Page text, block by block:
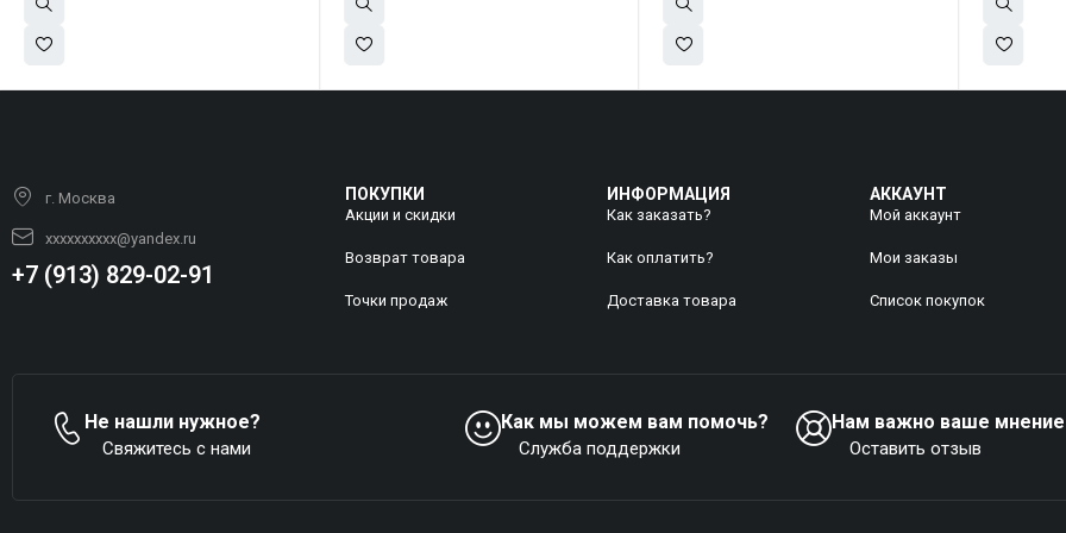
г. Москва
xxxxxxxxxx@yandex.ru
+7 (913) 829-02-91
ПОКУПКИ
Акции и скидки
Возврат товара
Точки продаж
ИНФОРМАЦИЯ
Как заказать?
Как оплатить?
Доставка товара
АККАУНТ
Мой аккаунт
Mои заказы
Список покупок
Не нашли нужное?
Свяжитесь с нами
Как мы можем вам помочь?
Служба поддержки
Нам важно ваше
Оставить отзыв